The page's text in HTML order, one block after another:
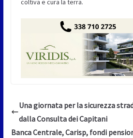
coltiva e cura la terra.
Una giornata per la sicurezza
dalla Consulta dei Capitani
Banca Centrale, Carisp, fondi